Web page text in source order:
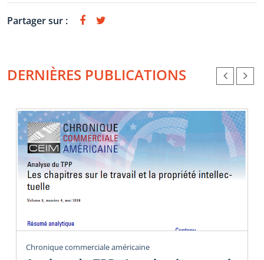
Partager sur :
DERNIÈRES PUBLICATIONS
Chronique commerciale américaine